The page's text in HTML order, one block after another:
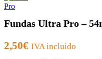
Fundas Ultra Pro –
2,50€ IVA incluido